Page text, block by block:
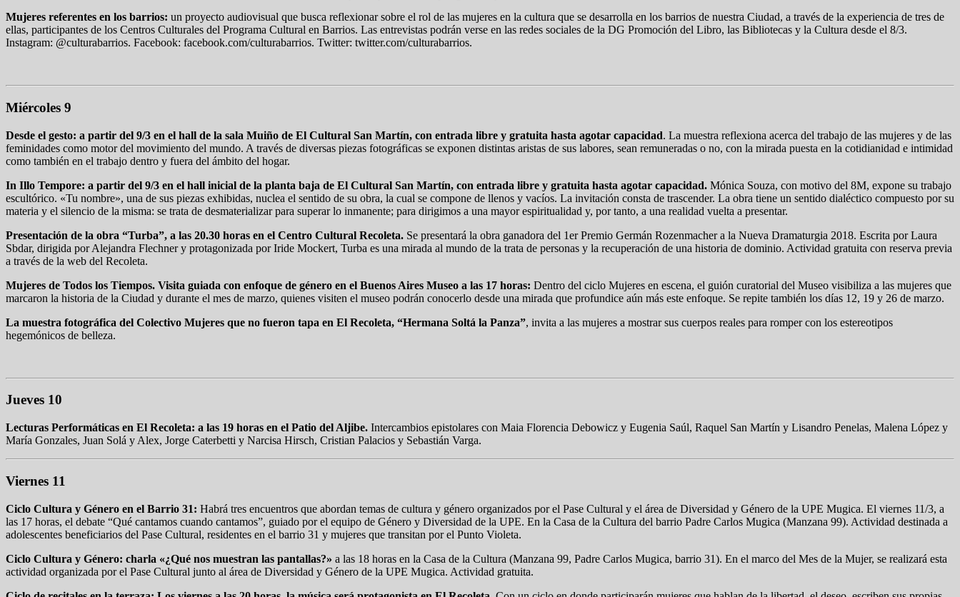
Mujeres referentes en los barrios: un proyecto audiovisual que busca reflexionar sobre el rol de las mujeres en la cultura que se desarrolla en los barrios de nuestra Ciudad, a través de la experiencia de tres de
ellas, participantes de los Centros Culturales del Programa Cultural en Barrios. Las entrevistas podrán verse en las redes sociales de la DG Promoción del Libro, las Bibliotecas y la Cultura desde el 8/3.
Instagram: @culturabarrios. Facebook: facebook.com/culturabarrios. Twitter: twitter.com/culturabarrios.
Miércoles 9
Desde el gesto: a partir del 9/3 en el hall de la sala Muiño de El Cultural San Martín, con entrada libre y gratuita hasta agotar capacidad. La muestra reflexiona acerca del trabajo de las mujeres y de las
feminidades como motor del movimiento del mundo. A través de diversas piezas fotográficas se exponen distintas aristas de sus labores, sean remuneradas o no, con la mirada puesta en la cotidianidad e intimidad
como también en el trabajo dentro y fuera del ámbito del hogar.
In Illo Tempore: a partir del 9/3 en el hall inicial de la planta baja de El Cultural San Martín, con entrada libre y gratuita hasta agotar capacidad. Mónica Souza, con motivo del 8M, expone su trabajo
escultórico. «Tu nombre», una de sus piezas exhibidas, nuclea el sentido de su obra, la cual se compone de llenos y vacíos. La invitación consta de trascender. La obra tiene un sentido dialéctico compuesto por su
materia y el silencio de la misma: se trata de desmaterializar para superar lo inmanente; para dirigimos a una mayor espiritualidad y, por tanto, a una realidad vuelta a presentar.
Presentación de la obra “Turba”, a las 20.30 horas en el Centro Cultural Recoleta. Se presentará la obra ganadora del 1er Premio Germán Rozenmacher a la Nueva Dramaturgia 2018. Escrita por Laura
Sbdar, dirigida por Alejandra Flechner y protagonizada por Iride Mockert, Turba es una mirada al mundo de la trata de personas y la recuperación de una historia de dominio. Actividad gratuita con reserva previa
a través de la web del Recoleta.
Mujeres de Todos los Tiempos. Visita guiada con enfoque de género en el Buenos Aires Museo a las 17 horas: Dentro del ciclo Mujeres en escena, el guión curatorial del Museo visibiliza a las mujeres que
marcaron la historia de la Ciudad y durante el mes de marzo, quienes visiten el museo podrán conocerlo desde una mirada que profundice aún más este enfoque. Se repite también los días 12, 19 y 26 de marzo.
La muestra fotográfica del Colectivo Mujeres que no fueron tapa en El Recoleta, “Hermana Soltá la Panza”, invita a las mujeres a mostrar sus cuerpos reales para romper con los estereotipos
hegemónicos de belleza.
Jueves 10
Lecturas Performáticas en El Recoleta: a las 19 horas en el Patio del Aljibe. Intercambios epistolares con Maia Florencia Debowicz y Eugenia Saúl, Raquel San Martín y Lisandro Penelas, Malena López y
María Gonzales, Juan Solá y Alex, Jorge Caterbetti y Narcisa Hirsch, Cristian Palacios y Sebastián Varga.
Viernes 11
Ciclo Cultura y Género en el Barrio 31: Habrá tres encuentros que abordan temas de cultura y género organizados por el Pase Cultural y el área de Diversidad y Género de la UPE Mugica. El viernes 11/3, a
las 17 horas, el debate “Qué cantamos cuando cantamos”, guiado por el equipo de Género y Diversidad de la UPE. En la Casa de la Cultura del barrio Padre Carlos Mugica (Manzana 99). Actividad destinada a
adolescentes beneficiarios del Pase Cultural, residentes en el barrio 31 y mujeres que transitan por el Punto Violeta.
Ciclo Cultura y Género: charla «¿Qué nos muestran las pantallas?» a las 18 horas en la Casa de la Cultura (Manzana 99, Padre Carlos Mugica, barrio 31). En el marco del Mes de la Mujer, se realizará esta
actividad organizada por el Pase Cultural junto al área de Diversidad y Género de la UPE Mugica. Actividad gratuita.